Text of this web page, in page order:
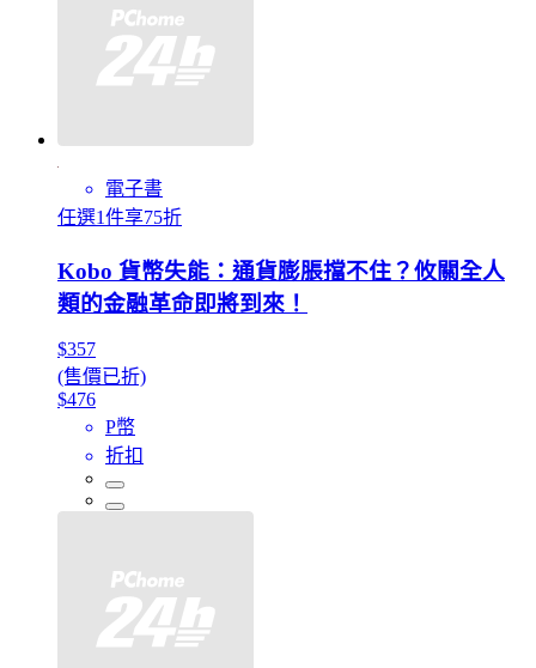
電子書
任選1件享75折
Kobo 貨幣失能：通貨膨脹擋不住？攸關全人
類的金融革命即將到來！
$357
(售價已折)
$476
P幣
折扣